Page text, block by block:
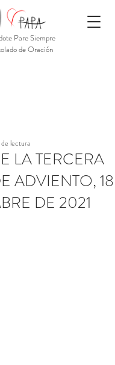
Pare Siempre
de Oración
LA TERCERA
ADVIENTO, 18
DE 2021
lectura
estrellas.